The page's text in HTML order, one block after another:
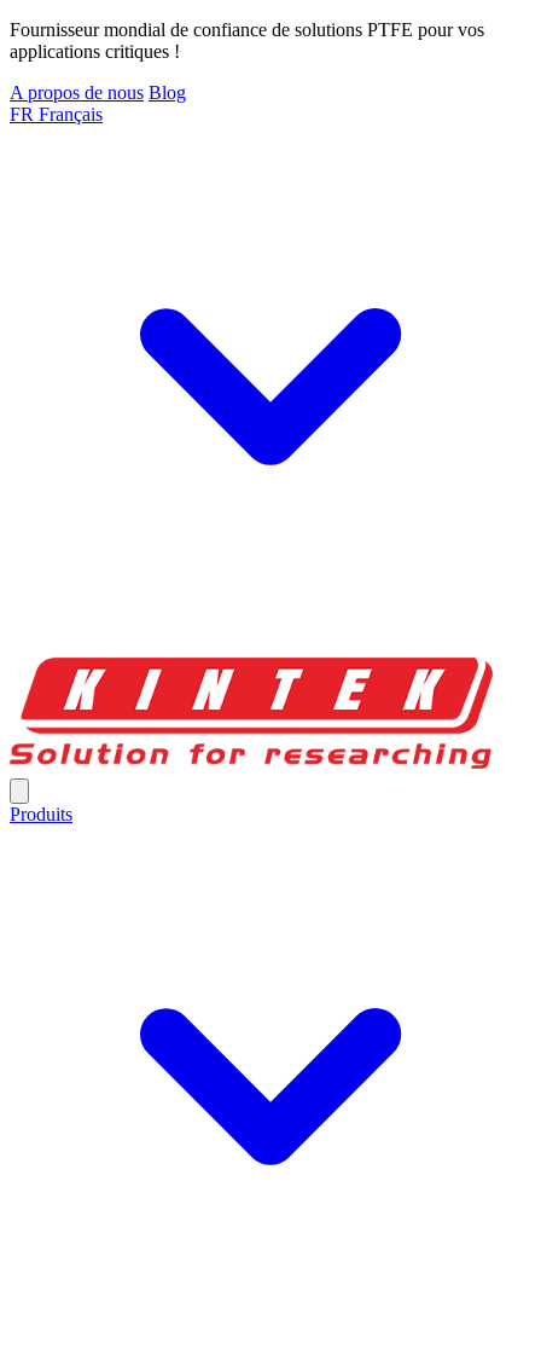
Fournisseur mondial de confiance de solutions PTFE pour vos
applications critiques !
A propos de nous Blog
FR Français
Produits